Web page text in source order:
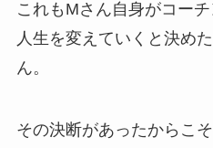
これもMさん自身がコー
人生を変えていくと決め
ん。
その決断があったからこそ